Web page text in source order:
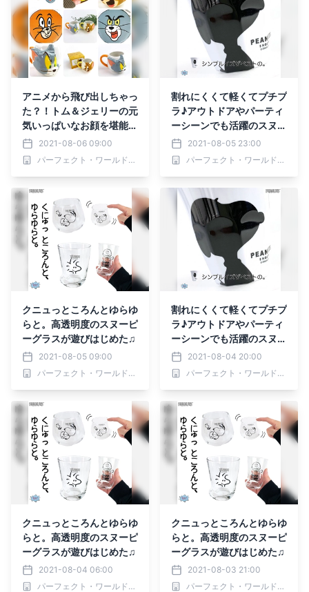
アニメから飛び出しちゃっ
た？！トム＆ジェリーの元
気いっぱいなお顔を堪能し
よう♪2021-08-06 09:00
パーフェクト・ワールド株式会社
割れにくくて軽くてプチプ
ラ♪アウトドアやパーティ
ーシーンでも活躍のスヌー
ピーメラミンカップに新デ
ザイン
2021-08-05 23:00
パーフェクト・ワールド株式会社
クニュっところんとゆらゆ
らと。高透明度のスヌーピ
ーグラスが遊びはじめた♫
2021-08-05 09:00
パーフェクト・ワールド株式会社
割れにくくて軽くてプチプ
ラ♪アウトドアやパーティ
ーシーンでも活躍のスヌー
ピーメラミンカップに新デ
ザイン
2021-08-04 20:00
パーフェクト・ワールド株式会社
クニュっところんとゆらゆ
らと。高透明度のスヌーピ
ーグラスが遊びはじめた♫
2021-08-04 06:00
パーフェクト・ワールド株式会社
クニュっところんとゆらゆ
らと。高透明度のスヌーピ
ーグラスが遊びはじめた♫
2021-08-03 21:00
パーフェクト・ワールド株式会社